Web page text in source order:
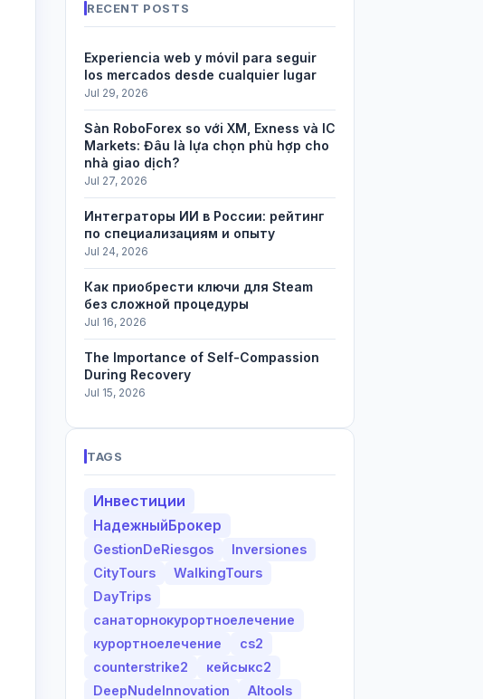
RECENT POSTS
Experiencia web y móvil para seguir
los mercados desde cualquier lugar
Jul 29, 2026
Sàn RoboForex so với XM, Exness và IC
Markets: Đâu là lựa chọn phù hợp cho
nhà giao dịch?
Jul 27, 2026
Интеграторы ИИ в России: рейтинг
по специализациям и опыту
Jul 24, 2026
Как приобрести ключи для Steam
без сложной процедуры
Jul 16, 2026
The Importance of Self-Compassion
During Recovery
Jul 15, 2026
TAGS
Инвестиции
НадежныйБрокер
GestionDeRiesgos
Inversiones
CityTours
WalkingTours
DayTrips
санаторнокурортноелечение
курортноелечение
cs2
counterstrike2
кейсыкс2
DeepNudeInnovation
AItools